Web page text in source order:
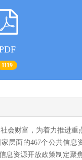
1119
会财富，为着力推进
层面的467个公共信
息资源开放政策制定